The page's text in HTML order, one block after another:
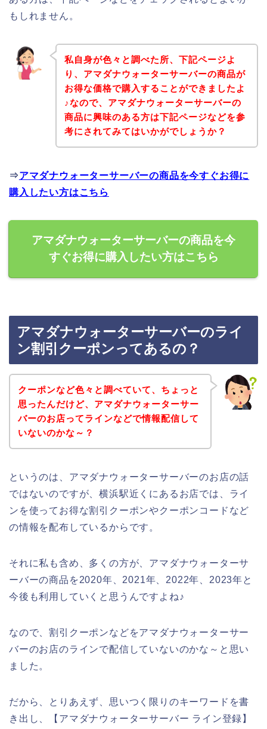
もしれません。
私自身が色々と調べた所、下記ページよ
り、アマダナウォーターサーバーの商品が
お得な価格で購入することができましたよ
♪なので、アマダナウォーターサーバーの
商品に興味のある方は下記ページなどを参
考にされてみてはいかがでしょうか？
⇒アマダナウォーターサーバーの商品を今すぐお得に
購入したい方はこちら
アマダナウォーターサーバーの商品を今
すぐお得に購入したい方はこちら
アマダナウォーターサーバーのライ
ン割引クーポンってあるの？
クーポンなど色々と調べていて、ちょっと
思ったんだけど、アマダナウォーターサー
バーのお店ってラインなどで情報配信して
いないのかな～？
というのは、アマダナウォーターサーバーのお店の話
ではないのですが、横浜駅近くにあるお店では、ライ
ンを使ってお得な割引クーポンやクーポンコードなど
の情報を配布しているからです。
それに私も含め、多くの方が、アマダナウォーターサ
ーバーの商品を2020年、2021年、2022年、2023年と
今後も利用していくと思うんですよね♪
なので、割引クーポンなどをアマダナウォーターサー
バーのお店のラインで配信していないのかな～と思い
ました。
だから、とりあえず、思いつく限りのキーワードを書
き出し、【アマダナウォーターサーバー ライン登録】